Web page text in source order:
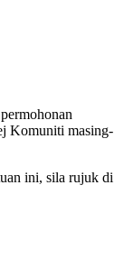
Komuniti masing-
ini, sila rujuk di